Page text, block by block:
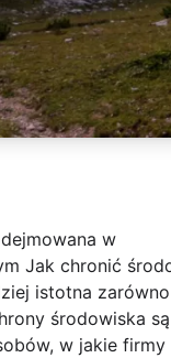
w
Jak chronić
istotna
środowiska
w jakie